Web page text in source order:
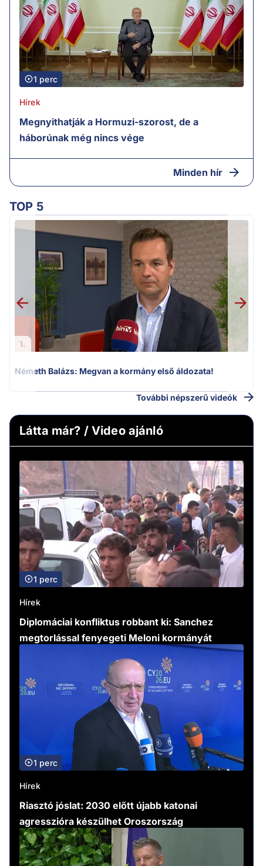
1 perc
Hírek
Megnyithatják a Hormuzi-szorost, de a
háborúnak még nincs vége
Minden hír
TOP 5
1.
Németh Balázs: Megvan a kormány első áldozata!
További népszerű videók
Látta már? / Video ajánló
1 perc
Hírek
Diplomáciai konfliktus robbant ki: Sanchez
megtorlással fenyegeti Meloni kormányát
1 perc
Hírek
Riasztó jóslat: 2030 előtt újabb katonai
agresszióra készülhet Oroszország